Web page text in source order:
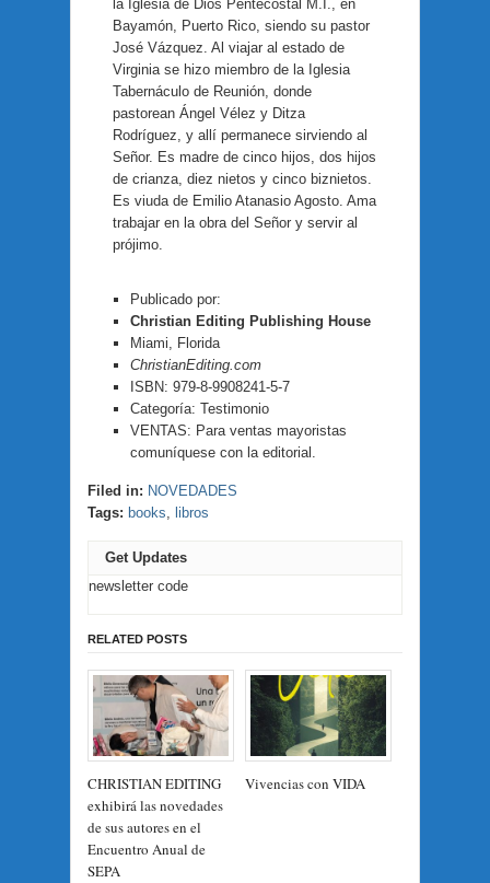
la Iglesia de Dios Pentecostal M.I., en
Bayamón, Puerto Rico, siendo su pastor
José Vázquez. Al viajar al estado de
Virginia se hizo miembro de la Iglesia
Tabernáculo de Reunión, donde
pastorean Ángel Vélez y Ditza
Rodríguez, y allí permanece sirviendo al
Señor. Es madre de cinco hijos, dos hijos
de crianza, diez nietos y cinco biznietos.
Es viuda de Emilio Atanasio Agosto. Ama
trabajar en la obra del Señor y servir al
prójimo.
Publicado por:
Christian Editing Publishing House
Miami, Florida
ChristianEditing.com
ISBN: 979-8-9908241-5-7
Categoría: Testimonio
VENTAS: Para ventas mayoristas
comuníquese con la editorial.
Filed in: NOVEDADES
Tags: books libros
Get Updates
newsletter code
RELATED POSTS
CHRISTIAN EDITING
exhibirá las novedades
de sus autores en el
Encuentro Anual de
SEPA
Vivencias con VIDA